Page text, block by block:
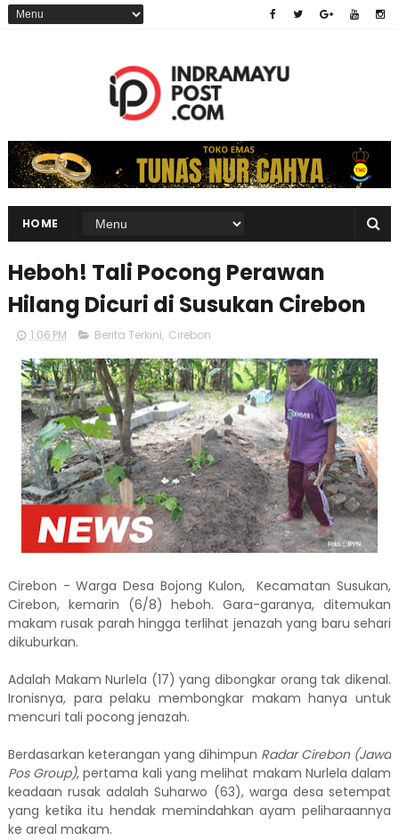
HOME
Heboh! Tali Pocong Perawan
Hilang Dicuri di Susukan Cirebon
1:06 PM Berita Terkini, Cirebon
Cirebon - Warga Desa Bojong Kulon, Kecamatan Susukan,
Cirebon, kemarin (6/8) heboh. Gara-garanya, ditemukan
makam rusak parah hingga terlihat jenazah yang baru sehari
dikuburkan.
Adalah Makam Nurlela (17) yang dibongkar orang tak dikenal.
Ironisnya, para pelaku membongkar makam hanya untuk
mencuri tali pocong jenazah.
Berdasarkan keterangan yang dihimpun Radar Cirebon (Jawa
Pos Group), pertama kali yang melihat makam Nurlela dalam
keadaan rusak adalah Suharwo (63), warga desa setempat
yang ketika itu hendak memindahkan ayam peliharaannya
ke areal makam.